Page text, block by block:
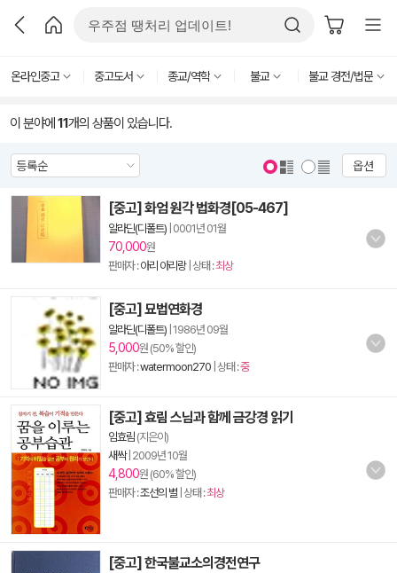
온라인중고 중고도서 종교/역학 불교 불교 경전/법문
이 분야에 11개의 상품이 있습니다.
옵션
[중고] 화엄 원각 법화경[05-467]
알라딘(디폴트) 0001년 01월
70,000원
판매자 :아리 아리랑| 상태 :최상
[중고] 묘법연화경
알라딘(디폴트) 1986년 09월
5,000원 (50% 할인)
판매자 :watermoon270 | 상태 :중
[중고] 효림 스님과 함께 금강경 읽기
임효림 (지은이)
새싹| 2009년 10월
4,800원 (60% 할인)
판매자 :조선의 별 | 상태 :최상
[중고] 한국불교소의경전연구